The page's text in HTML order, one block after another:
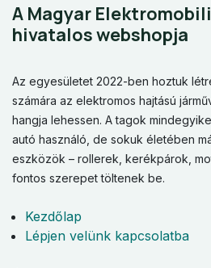
A Magyar
hivatalos webshopja
Az egyesületet 2022-ben hoztuk
számára az elektromos hajtású
hangja lehessen. A tagok
autó használó, de sokuk életében
eszközök – rollerek, kerékpárok,
fontos szerepet töltenek be.
Kezdőlap
Lépjen velünk kapcsolatba